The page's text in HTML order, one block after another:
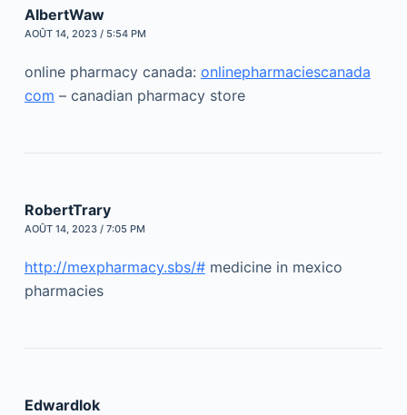
AlbertWaw
AOÛT 14, 2023 / 5:54 PM
online pharmacy canada: onlinepharmaciescanada
com – canadian pharmacy store
RobertTrary
AOÛT 14, 2023 / 7:05 PM
http://mexpharmacy.sbs/#medicine in mexico
pharmacies
Edwardlok